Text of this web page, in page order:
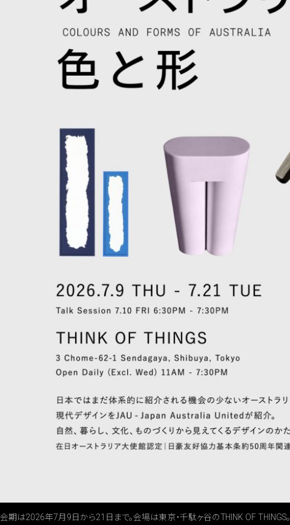
会期は2026年7月9日から21日まで。会場は東京・千駄ヶ谷のTHINK OF THINGS。